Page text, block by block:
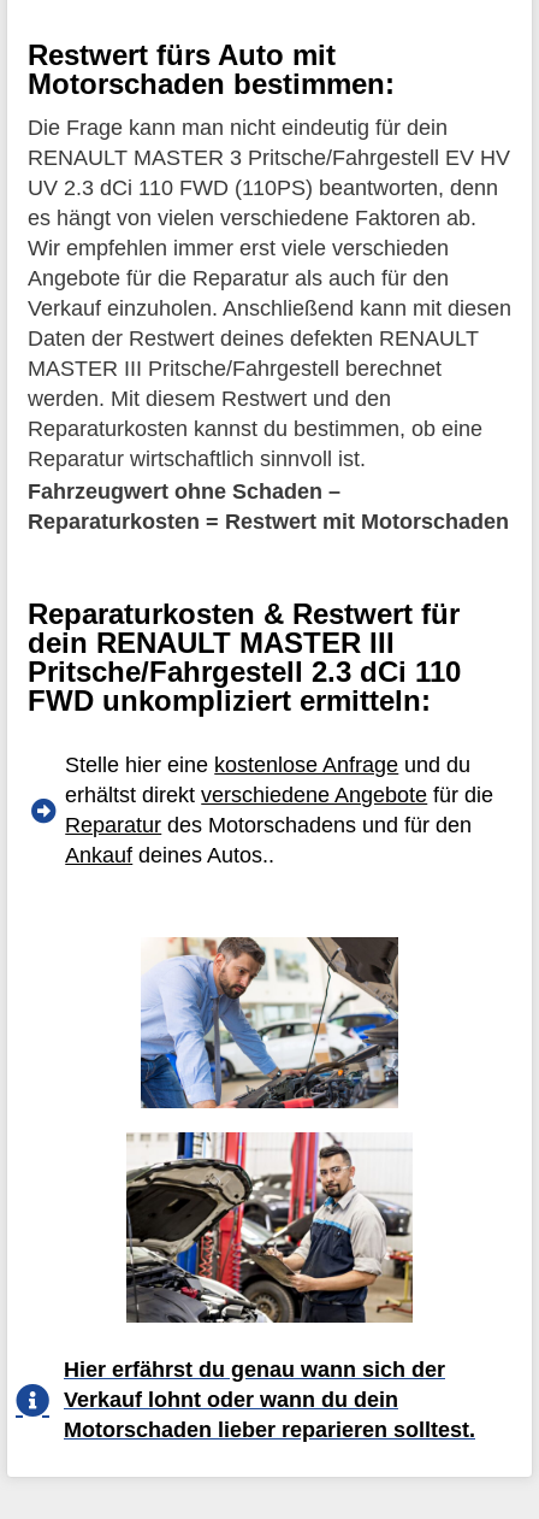
Restwert fürs Auto mit
Motorschaden bestimmen:
Die Frage kann man nicht eindeutig für dein
RENAULT MASTER 3 Pritsche/Fahrgestell EV HV
UV 2.3 dCi 110 FWD (110PS) beantworten, denn
es hängt von vielen verschiedene Faktoren ab.
Wir empfehlen immer erst viele verschieden
Angebote für die Reparatur als auch für den
Verkauf einzuholen. Anschließend kann mit diesen
Daten der Restwert deines defekten RENAULT
MASTER III Pritsche/Fahrgestell berechnet
werden. Mit diesem Restwert und den
Reparaturkosten kannst du bestimmen, ob eine
Reparatur wirtschaftlich sinnvoll ist.
Fahrzeugwert ohne Schaden –
Reparaturkosten = Restwert mit Motorschaden
Reparaturkosten & Restwert für
dein RENAULT MASTER III
Pritsche/Fahrgestell 2.3 dCi 110
FWD unkompliziert ermitteln:
Stelle hier eine kostenlose Anfrage und du
erhältst direktverschiedene Angebote für die
Reparatur des Motorschadens und für den
Ankauf deines Autos..
Hier erfährst du genau wann sich der
Verkauf lohnt oder wann du dein
Motorschaden lieber reparieren solltest.